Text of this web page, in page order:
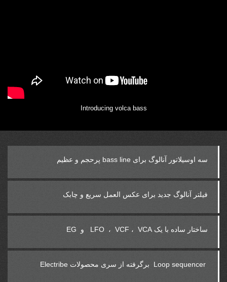
Introducing volca bass
سه اوسیلاتور آنالوگ برای‎ bass line ‎پرحجم و عظیم
فیلتر آنالوگ جدید برای عکس‌ العمل سریع و چابک
ساختار ساده با یک ‎ VCF ، VCA ، ‏‎ LFO ‎ و‎ EG ‎
Loop sequencer ‎ برگرفته از سری محصولات ‎ Electribe